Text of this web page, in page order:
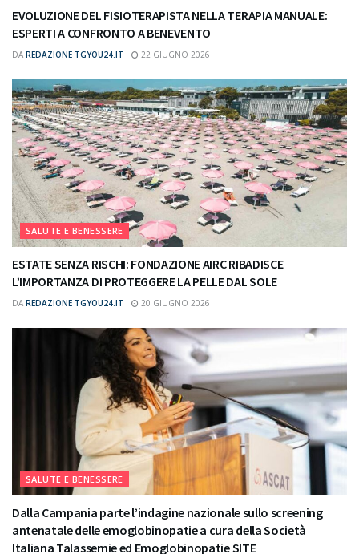
EVOLUZIONE DEL FISIOTERAPISTA NELLA TERAPIA MANUALE:
ESPERTI A CONFRONTO A BENEVENTO
DA REDAZIONE TGYOU24.IT 22 GIUGNO 2026
SALUTE E BENESSERE
ESTATE SENZA RISCHI: FONDAZIONE AIRC RIBADISCE
L’IMPORTANZA DI PROTEGGERE LA PELLE DAL SOLE
DA REDAZIONE TGYOU24.IT 20 GIUGNO 2026
SALUTE E BENESSERE
Dalla Campania parte l’indagine nazionale sullo screening
antenatale delle emoglobinopatie a cura della Società
Italiana Talassemie ed Emoglobinopatie SITE